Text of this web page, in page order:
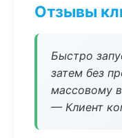
Отзывы
Быстро
затем без
массовому
— Клиент